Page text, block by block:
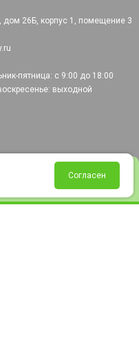
Избранное Корзина
дом 26Б, корпус 1, помещение 3
пятница: с 9:00 до 18:00
выходной
Согласен